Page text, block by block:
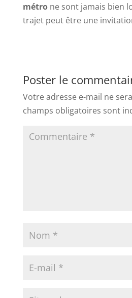
métrone sont jamais bien
trajet peut être une
Poster le
Votre adresse e-mail ne
champs obligatoires sont